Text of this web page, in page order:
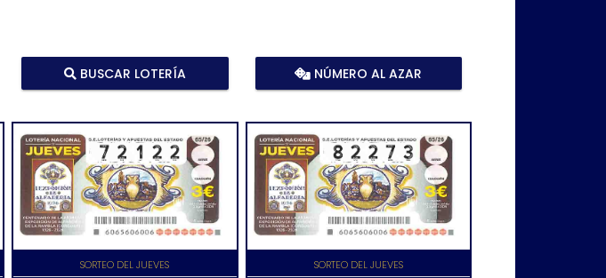
BUSCAR LOTERÍA NÚMERO AL AZAR
SORTEO DEL JUEVES
SORTEO DEL JUEVES